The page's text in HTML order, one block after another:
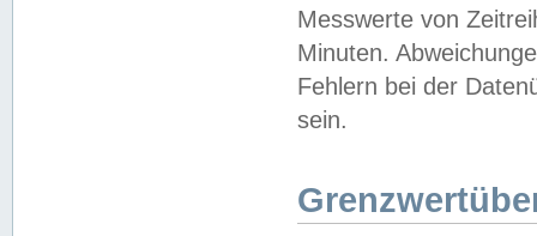
Messwerte von
Minuten.
Fehlern bei der
sein.